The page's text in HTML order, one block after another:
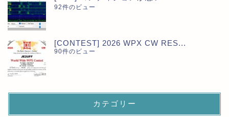
92件のビュー
[CONTEST] 2026 WPX CW RES...
90件のビュー
カテゴリー